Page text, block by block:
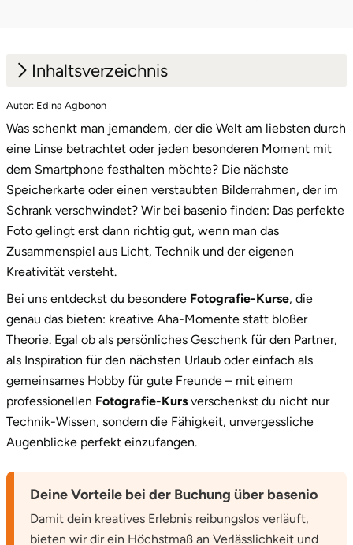
Inhaltsverzeichnis
1. Perspektive, Licht oder echtes Bilderglück?
2.
Ein Geschenk, das Eindruck macht: die
exklusive Box
3. Starte jetzt dein nächstes Abenteuer!
Autor: Edina Agbonon
Was schenkt man jemandem, der die Welt am liebsten durch
eine Linse betrachtet oder jeden besonderen Moment mit
dem Smartphone festhalten möchte? Die nächste
Speicherkarte oder einen verstaubten Bilderrahmen, der im
Schrank verschwindet? Wir bei basenio finden: Das perfekte
Foto gelingt erst dann richtig gut, wenn man das
Zusammenspiel aus Licht, Technik und der eigenen
Kreativität versteht.
Bei uns entdeckst du besondere Fotografie-Kurse, die
genau das bieten: kreative Aha-Momente statt bloßer
Theorie. Egal ob als persönliches Geschenk für den Partner,
als Inspiration für den nächsten Urlaub oder einfach als
gemeinsames Hobby für gute Freunde – mit einem
professionellen Fotografie-Kurs verschenkst du nicht nur
Technik-Wissen, sondern die Fähigkeit, unvergessliche
Augenblicke perfekt einzufangen.
Deine Vorteile bei der Buchung über basenio
Damit dein kreatives Erlebnis reibungslos verläuft,
bieten wir dir ein Höchstmaß an Verlässlichkeit und
Zweibrücken
Zwickau
Öhringen